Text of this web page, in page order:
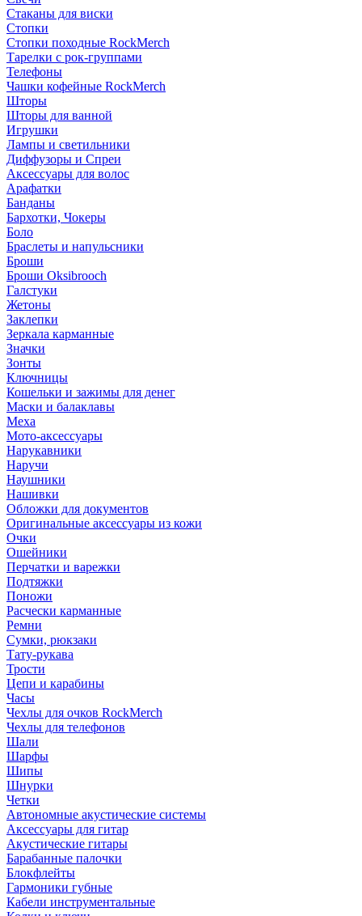
Стаканы для виски
Стопки
Стопки походные RockMerch
Тарелки с рок-группами
Телефоны
Чашки кофейные RockMerch
Шторы
Шторы для ванной
Игрушки
Лампы и светильники
Диффузоры и Спреи
Аксессуары для волос
Арафатки
Банданы
Бархотки, Чокеры
Боло
Браслеты и напульсники
Броши
Броши Oksibrooch
Галстуки
Жетоны
Заклепки
Зеркала карманные
Значки
Зонты
Ключницы
Кошельки и зажимы для денег
Маски и балаклавы
Меха
Мото-аксессуары
Нарукавники
Наручи
Наушники
Нашивки
Обложки для документов
Оригинальные аксессуары из кожи
Очки
Ошейники
Перчатки и варежки
Подтяжки
Поножи
Расчески карманные
Ремни
Сумки, рюкзаки
Тату-рукава
Трости
Цепи и карабины
Часы
Чехлы для очков RockMerch
Чехлы для телефонов
Шали
Шарфы
Шипы
Шнурки
Четки
Автономные акустические системы
Аксессуары для гитар
Акустические гитары
Барабанные палочки
Блокфлейты
Гармоники губные
Кабели инструментальные